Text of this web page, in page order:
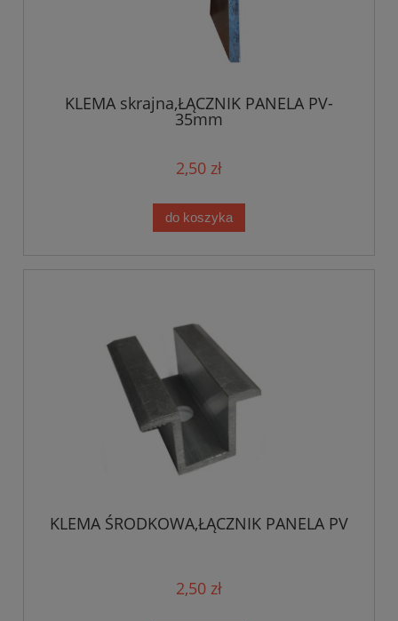
KLEMA skrajna,ŁĄCZNIK PANELA PV-
35mm
2,50 zł
do koszyka
KLEMA ŚRODKOWA,ŁĄCZNIK PANELA PV
2,50 zł